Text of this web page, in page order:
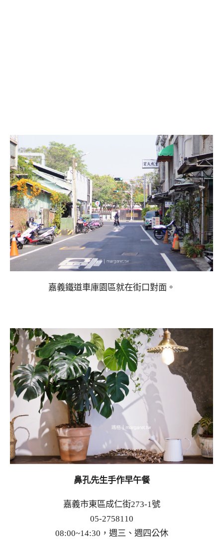
嘉義鐵道車庫園區就在街口對面。
鼻孔先生手作早午餐
嘉義市東區成仁街273-1號
05-2758110
08:00~14:30，週三、週四公休